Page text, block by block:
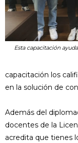
Esta capacitación
capacitación los
en la solución de
Además del
docentes de la
acredita que tienes